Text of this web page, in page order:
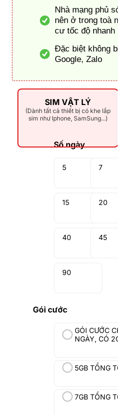
Nhà mạng phủ
nên ở trong toà
cư tốc độ nhanh
Đặc biệt không
Google, Zalo
SIM VẬT LÝ
(Dành tất cả thiết bị có khe lắp
sim như Iphone, SamSung...)
Số ngày
5 7
15 20
40 45
90
Gói cước
GÓI CƯỚC
NGÀY, CÓ
5GB TỔNG
7GB TỔNG